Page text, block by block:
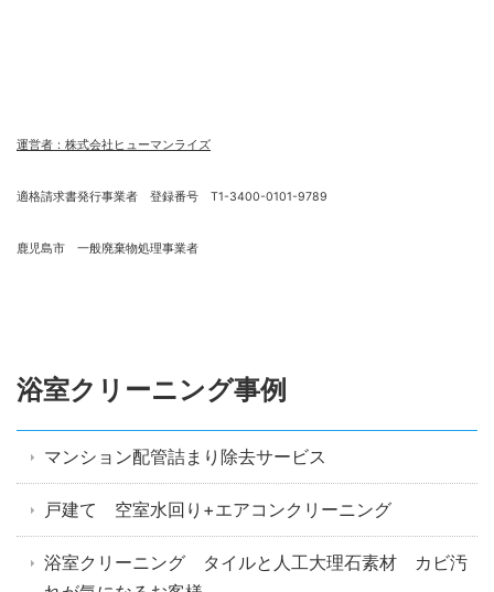
運営者：株式会社ヒューマンライズ
適格請求書発行事業者 登録番号 T1-3400-0101-9789
鹿児島市 一般廃棄物処理事業者
浴室クリーニング事例
マンション配管詰まり除去サービス
戸建て 空室水回り+エアコンクリーニング
浴室クリーニング タイルと人工大理石素材 カビ汚